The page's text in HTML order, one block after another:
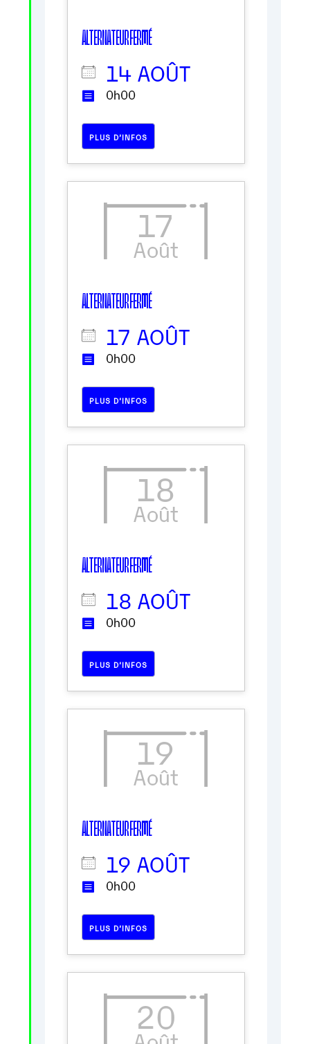
ALTERNATEUR FERMÉ
14 AOÛT
0h00
PLUS D’INFOS
17
Août
ALTERNATEUR FERMÉ
17 AOÛT
0h00
PLUS D’INFOS
18
Août
ALTERNATEUR FERMÉ
18 AOÛT
0h00
PLUS D’INFOS
19
Août
ALTERNATEUR FERMÉ
19 AOÛT
0h00
PLUS D’INFOS
20